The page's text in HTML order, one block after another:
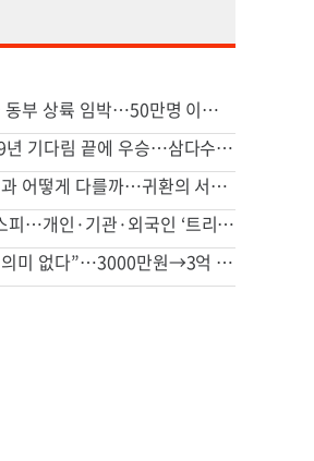
태풍 ‘돌핀’ 중국 동부 상륙 임박…50만명 이상 대피
신인왕 장은수, 9년 기다림 끝에 우승…삼다수 마스터스 정상
‘오디세이’, 원전과 어떻게 다를까…귀환의 서사 對 성찰의 서사
돈줄 떨어진 코스피…개인·기관·외국인 ‘트리플 자금’ 모두 줄었다
“지금 삼전닉스 의미 없다”…3000만원→3억 된다는 이 종목